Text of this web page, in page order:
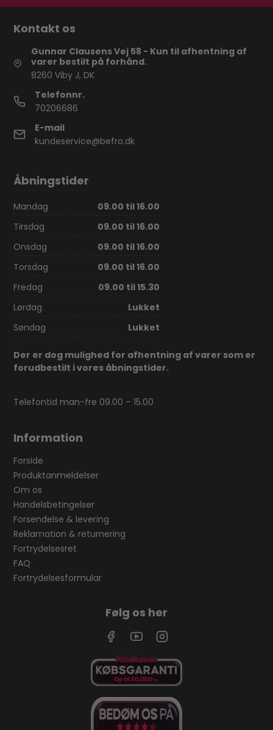
Kontakt os
Gunnar Clausens Vej 58 - Kun til afhentning af
varer bestilt på forhånd.
8260 Viby J, DK
Telefonnr.
70206686
E-mail
kundeservice@befro.dk
Åbningstider
Mandag
09.00 til 16.00
Tirsdag
09.00 til 16.00
Onsdag
09.00 til 16.00
Torsdag
09.00 til 16.00
Fredag
09.00 til 15.30
Lørdag
Lukket
Søndag
Lukket
Der er dog mulighed for afhentning af varer som er
forudbestilt i vores åbningstider.
Telefontid man-fre 09.00 – 15.00
Information
Forside
Produktanmeldelser
Om os
Handelsbetingelser
Forsendelse & levering
Reklamation & returnering
Fortrydelsesret
FAQ
Fortrydelsesformular
Følg os her